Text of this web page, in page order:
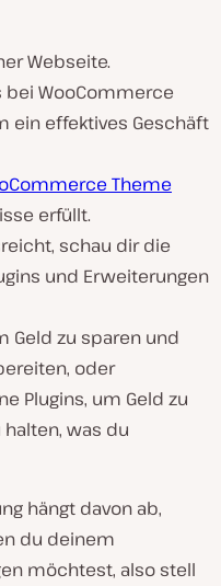
Webseite.
bei WooCommerce
ein effektives Geschäft
Theme
erfüllt.
schau dir die
und Erweiterungen
Geld zu sparen und
oder
Plugins, um Geld zu
was du
hängt davon ab,
du deinem
möchtest, also stell